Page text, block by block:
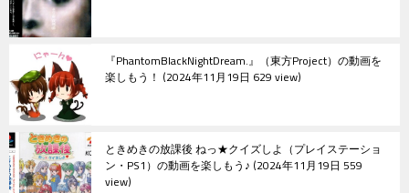
『PhantomBlackNightDream.』（東方Project）の動画を
楽しもう！ 2024年11月19日 629 view
ときめきの放課後 ねっ★クイズしよ（プレイステーショ
ン・PS1）の動画を楽しもう♪ 2024年11月19日 559
view